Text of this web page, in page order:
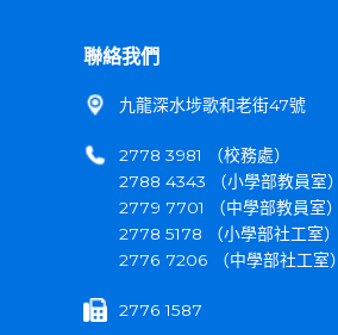
聯絡我們
九龍深水埗歌和老街47號
2778 3981 （校務處）
2788 4343 （小學部教員室）
2779 7701 （中學部教員室）
2778 5178 （小學部社工室）
2776 7206 （中學部社工室）
2776 1587